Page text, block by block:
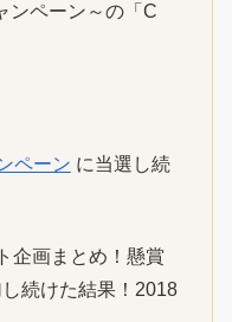
ンペーン～の「C
ペーン に当選し続
企画まとめ！懸賞
続けた結果！2018